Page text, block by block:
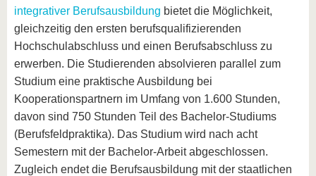
integrativer Berufsausbildung bietet die Möglichkeit,
gleichzeitig den ersten berufsqualifizierenden
Hochschulabschluss und einen Berufsabschluss zu
erwerben. Die Studierenden absolvieren parallel zum
Studium eine praktische Ausbildung bei
Kooperationspartnern im Umfang von 1.600 Stunden,
davon sind 750 Stunden Teil des Bachelor-Studiums
(Berufsfeldpraktika). Das Studium wird nach acht
Semestern mit der Bachelor-Arbeit abgeschlossen.
Zugleich endet die Berufsausbildung mit der staatlichen